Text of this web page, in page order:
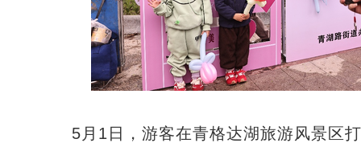
5月1日，游客在青格达湖旅游风景区